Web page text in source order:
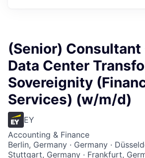
(Senior) Consultant
Data Center
Sovereignity
Services) (w/m/d)
EY
Accounting & Finance
Berlin, Germany · Germany ·
Stuttgart, Germany · Frankfurt,